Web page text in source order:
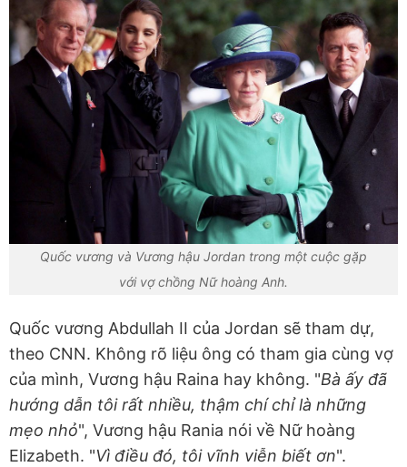
Quốc vương và Vương hậu Jordan trong một cuộc gặp
với vợ chồng Nữ hoàng Anh.
Quốc vương Abdullah II của Jordan sẽ tham dự,
theo CNN. Không rõ liệu ông có tham gia cùng vợ
của mình, Vương hậu Raina hay không. "Bà ấy đã
hướng dẫn tôi rất nhiều, thậm chí chỉ là những
mẹo nhỏ", Vương hậu Rania nói về Nữ hoàng
Elizabeth. "Vì điều đó, tôi vĩnh viễn biết ơn".